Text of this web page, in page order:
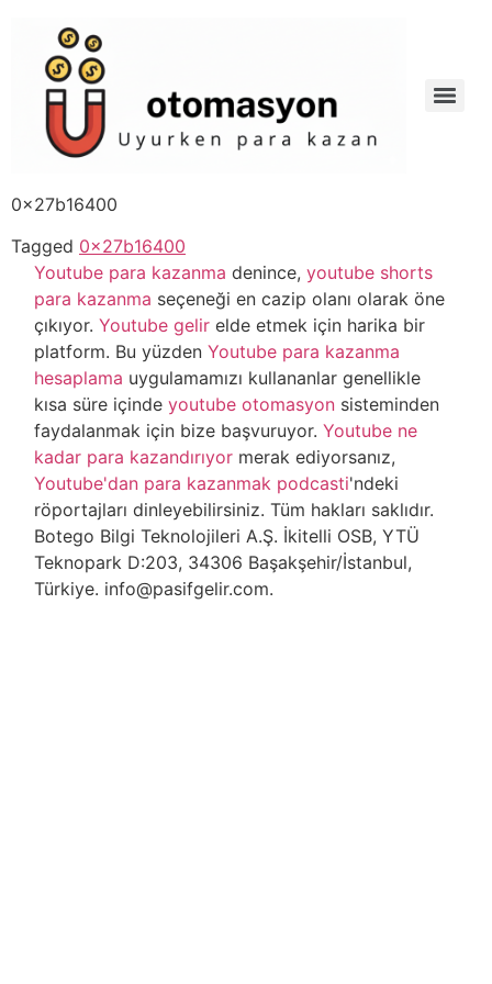
0x27b16400
Tagged 0x27b16400
Youtube para kazanma denince,youtube shorts
para kazanma seçeneği en cazip olanı olarak öne
çıkıyor.Youtube gelir elde etmek için harika bir
platform. Bu yüzdenYoutube para kazanma
hesaplama uygulamamızı kullananlar genellikle
kısa süre içindeyoutube otomasyon sisteminden
faydalanmak için bize başvuruyor.Youtube ne
kadar para kazandırıyor merak ediyorsanız,
Youtube'dan para kazanmak podcasti'ndeki
röportajları dinleyebilirsiniz. Tüm hakları saklıdır.
Botego Bilgi Teknolojileri A.Ş. İkitelli OSB, YTÜ
Teknopark D:203, 34306 Başakşehir/İstanbul,
Türkiye. info@pasifgelir.com.